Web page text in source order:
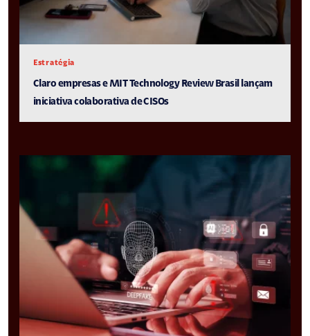
Estratégia
Claro empresas e MIT Technology Review Brasil lançam
iniciativa colaborativa de CISOs